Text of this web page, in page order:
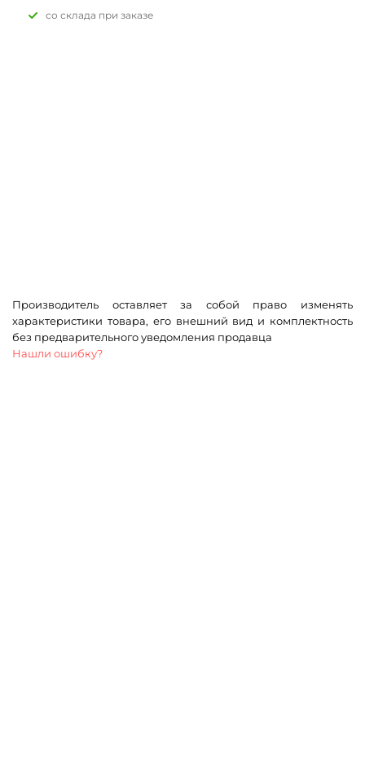
Со склада при заказе
Производитель оставляет за собой право изменять
характеристики товара, его внешний вид и комплектность
без предварительного уведомления продавца
Нашли ошибку?